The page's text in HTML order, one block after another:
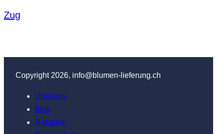
Zug
Copyright 2026, info@blumen-lieferung.ch
Über uns
Blog
Ratgeber